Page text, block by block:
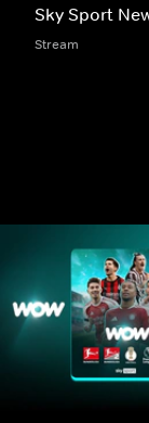
Sky Sport
Stream